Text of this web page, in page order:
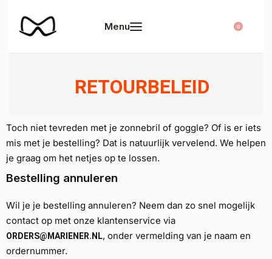
0
RETOURBELEID
Toch niet tevreden met je zonnebril of goggle? Of is er iets
mis met je bestelling? Dat is natuurlijk vervelend. We helpen
je graag om het netjes op te lossen.
Bestelling annuleren
Wil je je bestelling annuleren? Neem dan zo snel mogelijk
contact op met onze klantenservice via
ORDERS@MARIENER.NL, onder vermelding van je naam en
ordernummer.